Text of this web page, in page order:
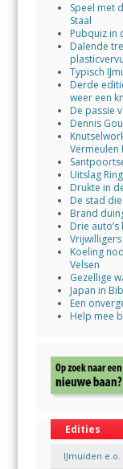
Speel met
Staal
Pubquiz in
Dalende
Typisch
Derde
weer een
De passie
Dennis
Vermeulen
Uitslag
Drukte in
De stad
Brand
Drie
Koeling
Velsen
Gezellige
Japan in
Een
Help mee
Edities
IJmuiden e.o.